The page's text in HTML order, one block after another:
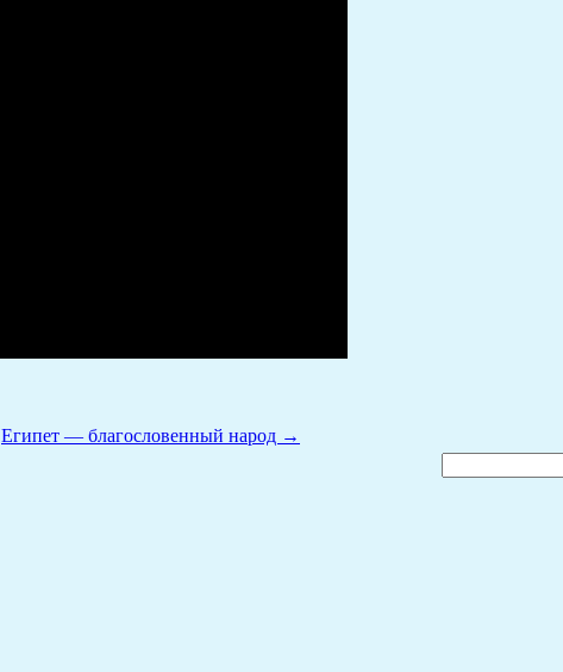
Египет — благословенный народ →
Найти: